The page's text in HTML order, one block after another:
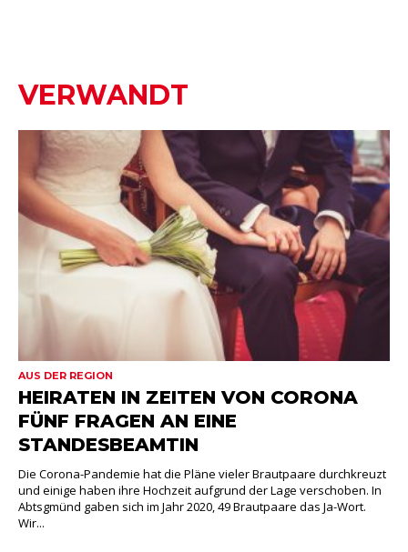
VERWANDT
AUS DER REGION
HEIRATEN IN ZEITEN VON CORONA
FÜNF FRAGEN AN EINE
STANDESBEAMTIN
Die Corona-Pandemie hat die Pläne vieler Brautpaare durchkreuzt
und einige haben ihre Hochzeit aufgrund der Lage verschoben. In
Abtsgmünd gaben sich im Jahr 2020, 49 Brautpaare das Ja-Wort.
Wir...